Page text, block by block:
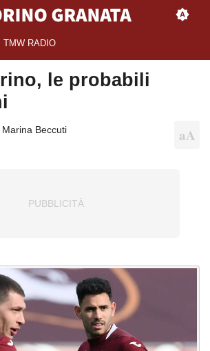
TMW RADIO
le probabili
Marina Beccuti